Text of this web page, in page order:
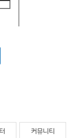
커뮤니티